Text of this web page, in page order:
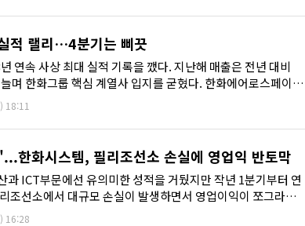
적 랠리…4분기는 삐끗
연속 사상 최대 실적 기록을 깼다. 지난해 매출은 전년 대비
며 한화그룹 핵심 계열사 입지를 굳혔다. 한화에어로스페이스
18:11
한화시스템, 필리조선소 손실에 영업익 반토막
과 ICT부문에선 유의미한 성적을 거뒀지만 작년 1분기부터 연
조선소에서 대규모 손실이 발생하면서 영업이익이 쪼그라들
반영된 대규모 손실은...
16:28